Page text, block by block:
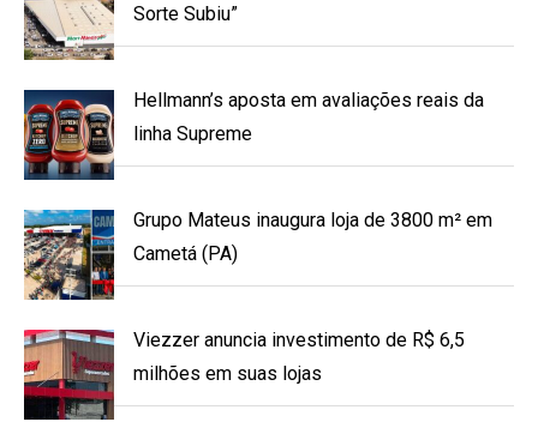
Sorte Subiu”
Hellmann’s aposta em avaliações reais da
linha Supreme
Grupo Mateus inaugura loja de 3800 m² em
Cametá (PA)
Viezzer anuncia investimento de R$ 6,5
milhões em suas lojas